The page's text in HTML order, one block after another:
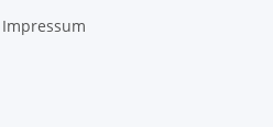
Impressum